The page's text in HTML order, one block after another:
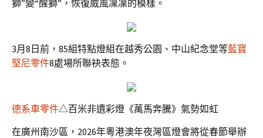
獅”變“醒獅”，恢復威風凜凜的模樣。
3月8日前，85組特點燈組在越秀公園、中山紀念堂等藍寶
堅尼零件8處場所聯袂表態。
德系車零件△百米非遺彩燈《萬馬奔騰》氣勢如虹
在廣州南沙區，2026年粵港澳年夜灣區燈會將從春節舉辦